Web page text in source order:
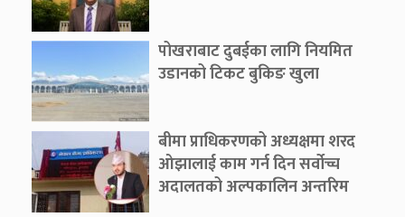
पोखराबाट दुबईका लागि नियमित
उडानको टिकट बुकिङ खुला
बीमा प्राधिकरणको अध्यक्षमा शरद
ओझालाई काम गर्न दिन सर्वोच्च
अदालतको अल्पकालिन अन्तरिम